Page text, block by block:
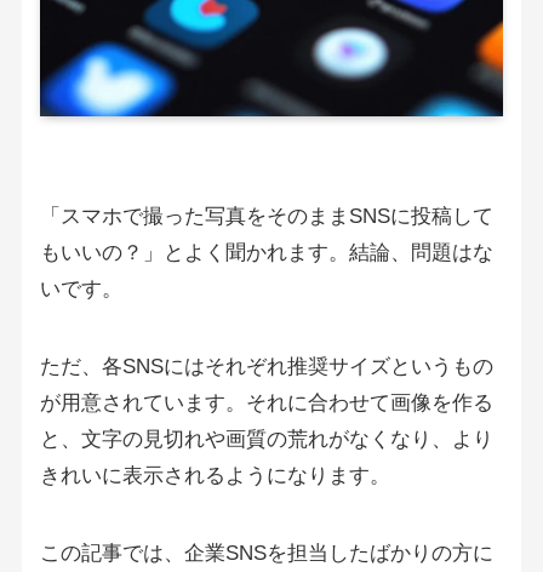
「スマホで撮った写真をそのままSNSに投稿して
もいいの？」とよく聞かれます。結論、問題はな
いです。
ただ、各SNSにはそれぞれ推奨サイズというもの
が用意されています。それに合わせて画像を作る
と、文字の見切れや画質の荒れがなくなり、より
きれいに表示されるようになります。
この記事では、企業SNSを担当したばかりの方に